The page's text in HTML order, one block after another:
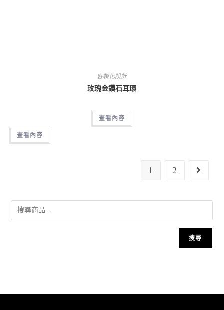
客製化設計
玫瑰金鑽石耳環
查看內容
查看內容
1 2
搜尋